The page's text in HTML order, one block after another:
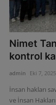
Nimet
kontrol
admin Eki 7, 2025
İnsan hakları
ve İnsan